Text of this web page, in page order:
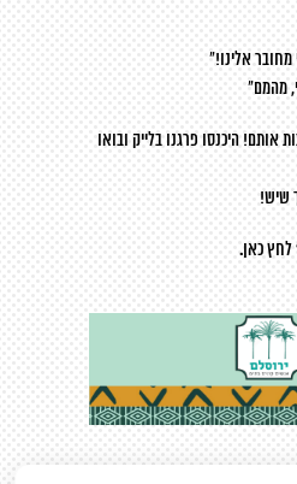
אלינו!"
מהמם"
אותם! היכנסו פרגנו בלייק ובואו
שיש!
לחץ כאן .